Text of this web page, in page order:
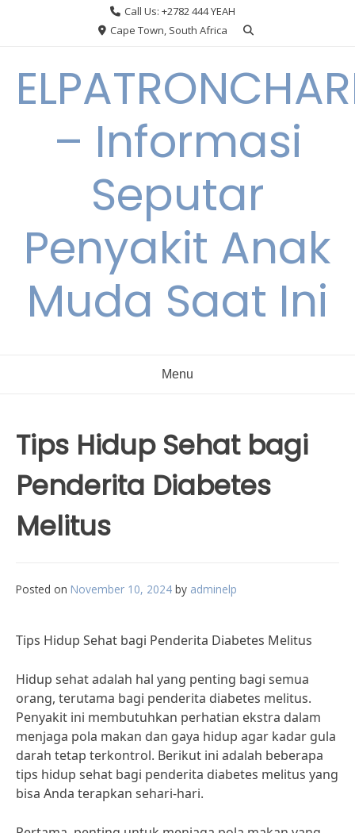
Call Us: +2782 444 YEAH
Cape Town, South Africa
– Informasi
Seputar
Penyakit Anak
Muda Saat Ini
Menu
Tips Hidup Sehat bagi
Penderita Diabetes
Melitus
Posted on November 10, 2024 by adminelp
Tips Hidup Sehat bagi Penderita Diabetes Melitus
Hidup sehat adalah hal yang penting bagi semua
orang, terutama bagi penderita diabetes melitus.
Penyakit ini membutuhkan perhatian ekstra dalam
menjaga pola makan dan gaya hidup agar kadar gula
darah tetap terkontrol. Berikut ini adalah beberapa
tips hidup sehat bagi penderita diabetes melitus yang
bisa Anda terapkan sehari-hari.